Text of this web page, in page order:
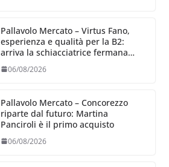
Pallavolo Mercato – Virtus Fano,
esperienza e qualità per la B2:
arriva la schiacciatrice fermana
Alessia Castellucci
06/08/2026
Pallavolo Mercato – Concorezzo
riparte dal futuro: Martina
Panciroli è il primo acquisto
06/08/2026